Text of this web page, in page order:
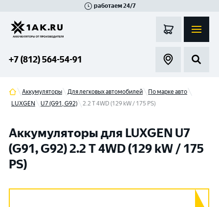
работаем 24/7
+7 (812) 564-54-91
Аккумуляторы Для легковых автомобилей
По марке авто
LUXGEN
U7 (G91, G92) 2.2 T 4WD (129 kW / 175 PS)
Аккумуляторы для LUXGEN U7
(G91, G92) 2.2 T 4WD (129 kW / 175
PS)
Гатчина